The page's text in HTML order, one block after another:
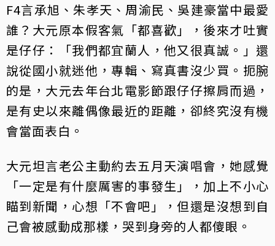
F4言承旭、朱孝天、周渝民、吳建豪當中最愛
誰？大元原本假客氣「都喜歡」，後來才吐實
是仔仔：「我們都宜蘭人，他又很真誠。」還
說從國小就迷他，專輯、寫真書沒少買。扼腕
的是，大元去年台北電影節跟仔仔擦肩而過，
是有史以來離偶像最近的距離，卻終究沒有機
會當面表白。
大元坦言老公主動約去五月天演唱會，她感覺
「一定是有什麼厲害的事發生」，加上不小心
瞄到新聞，心想「不會吧」，但還是沒想到自
己會被感動成那樣，哭到身旁的人都傻眼。